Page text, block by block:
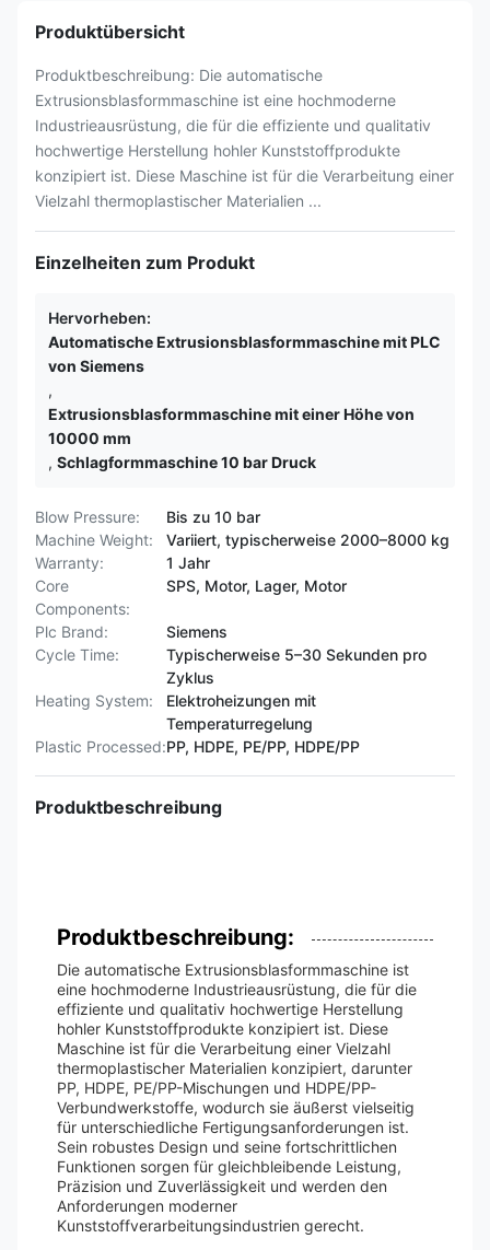
Produktübersicht
Produktbeschreibung: Die automatische
Extrusionsblasformmaschine ist eine hochmoderne
Industrieausrüstung, die für die effiziente und qualitativ
hochwertige Herstellung hohler Kunststoffprodukte
konzipiert ist. Diese Maschine ist für die Verarbeitung einer
Vielzahl thermoplastischer Materialien ...
Einzelheiten zum Produkt
Hervorheben:
Automatische Extrusionsblasformmaschine mit PLC
von Siemens
,
Extrusionsblasformmaschine mit einer Höhe von
10000 mm
, Schlagformmaschine 10 bar Druck
Blow Pressure:
Bis zu 10 bar
Machine Weight:
Variiert, typischerweise 2000–8000 kg
Warranty:
1 Jahr
Core
Components:
SPS, Motor, Lager, Motor
Plc Brand:
Siemens
Cycle Time:
Typischerweise 5–30 Sekunden pro
Zyklus
Heating System:
Elektroheizungen mit
Temperaturregelung
Plastic Processed:PP, HDPE, PE/PP, HDPE/PP
Produktbeschreibung
Produktbeschreibung:
Die automatische Extrusionsblasformmaschine ist
eine hochmoderne Industrieausrüstung, die für die
effiziente und qualitativ hochwertige Herstellung
hohler Kunststoffprodukte konzipiert ist. Diese
Maschine ist für die Verarbeitung einer Vielzahl
thermoplastischer Materialien konzipiert, darunter
PP, HDPE, PE/PP-Mischungen und HDPE/PP-
Verbundwerkstoffe, wodurch sie äußerst vielseitig
für unterschiedliche Fertigungsanforderungen ist.
Sein robustes Design und seine fortschrittlichen
Funktionen sorgen für gleichbleibende Leistung,
Präzision und Zuverlässigkeit und werden den
Anforderungen moderner
Kunststoffverarbeitungsindustrien gerecht.